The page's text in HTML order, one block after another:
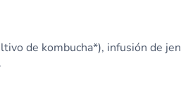
de kombucha*), infusión de